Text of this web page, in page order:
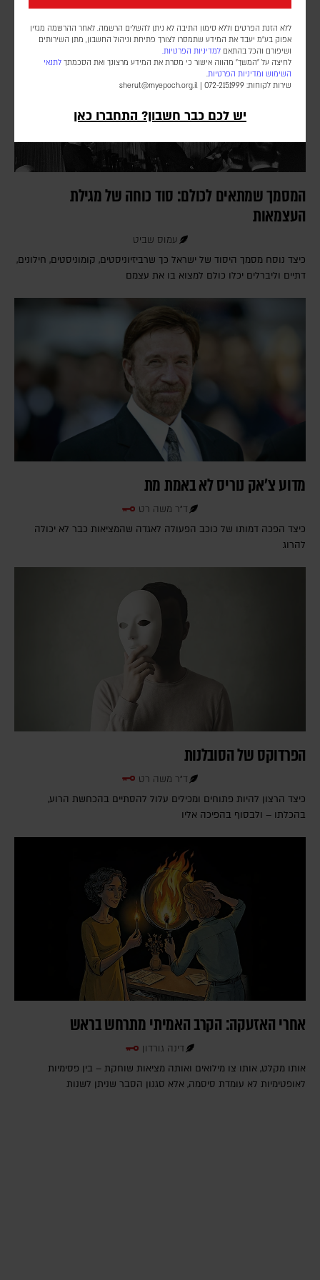
ללא הזנת הפרטים וללא סימון התיבה לא ניתן להשלים הרשמה. לאחר ההרשמה מגזין
אפוק בע״מ יעבד את המידע שתמסרו לצורך פתיחת וניהול החשבון, מתן השירותים
ושיפורם והכל בהתאם למדיניות הפרטיות.
לחיצה על "המשך" מהווה אישור כי מסרת את המידע מרצונך ואת הסכמתך לתנאי
השימוש ומדיניות הפרטיות.
שירות לקוחות: 072-2151999 |
sherut@myepoch.org.il
יש לכם כבר חשבון? התחברו כאן
המסמך שמתאים לכולם: סוד כוחה של מגילת
העצמאות
עמוס שביט
כיצד נוסח מסמך היסוד של ישראל כך שרביזיוניסטים, קומוניסטים, חילונים,
דתיים וליברלים יכלו כולם למצוא בו את עצמם
מדוע צ'אק נוריס לא באמת מת
ד"ר משה רט
כיצד הפכה דמותו של כוכב הפעולה לאגדה שהמציאות כבר לא יכולה
להרוג
הפרדוקס של הסובלנות
ד"ר משה רט
כיצד הרצון להיות פתוחים ומכילים עלול להסתיים בהכחשת הרוע,
בהכלתו – ולבסוף בהפיכה אליו
אחרי האזעקה: הקרב האמיתי מתרחש בראש
דינה גורדון
אותו מקלט, אותו צו מילואים ואותה מציאות שוחקת – בין פסימיות
לאופטימיות לא עומדת סיסמה, אלא סגנון הסבר שניתן לשנות